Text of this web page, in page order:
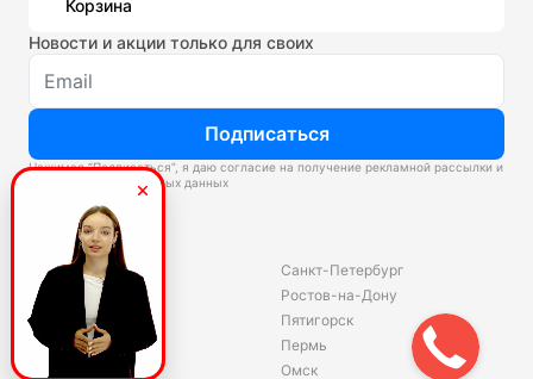
Корзина
Новости и акции только для своих
Подписаться
Нажимая “Подписаться”, я даю согласие на получение рекламной рассылки и
обработку персональных данных
Склады
Владивосток
Екатеринбург
Красноярск
Волгоград
Санкт-Петербург
Ростов-на-Дону
Пятигорск
Пермь
Омск